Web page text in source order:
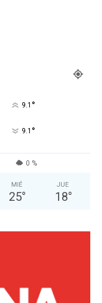
9.1 °
9.1 °
0 %
MIÉ
25°
JUE
18°